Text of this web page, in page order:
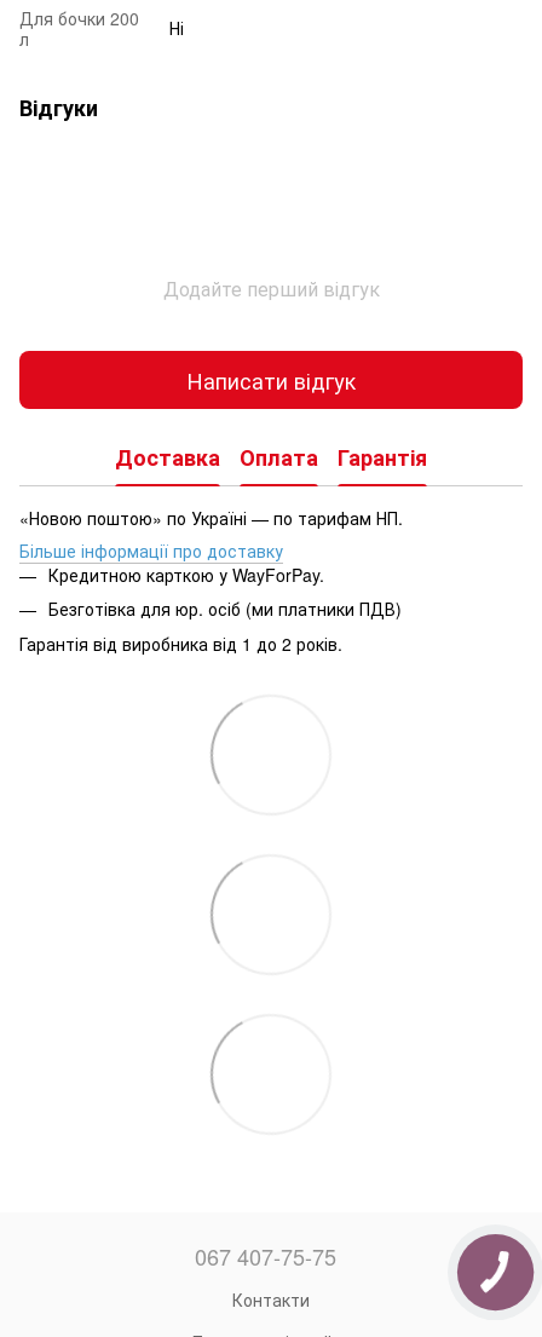
Для бочки 200
л
Ні
Відгуки
Додайте перший відгук
Написати відгук
Доставка Оплата Гарантія
«Новою поштою» по Україні — по тарифам НП.
Більше інформації про доставку
Кредитною карткою у WayForPay.
Безготівка для юр. осіб (ми платники ПДВ)
Гарантія від виробника від 1 до 2 років.
067 407-75-75
Контакти